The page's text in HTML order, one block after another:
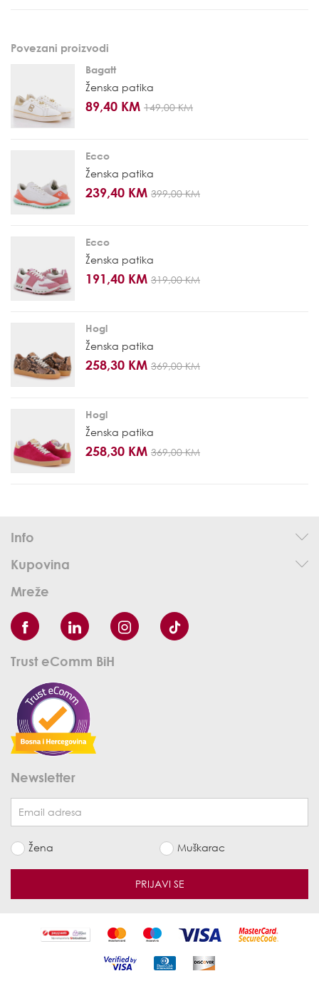
Povezani proizvodi
Bagatt
Ženska patika
89,40 KM 149,00 KM
Ecco
Ženska patika
239,40 KM 399,00 KM
Ecco
Ženska patika
191,40 KM 319,00 KM
Hogl
Ženska patika
258,30 KM 369,00 KM
Hogl
Ženska patika
258,30 KM 369,00 KM
Info
Kupovina
Mreže
Trust eComm BiH
Newsletter
Žena Muškarac
PRIJAVI SE